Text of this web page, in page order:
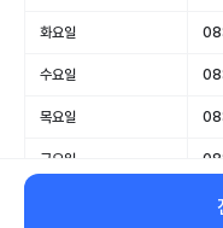
화요일
수요일
목요일
금요일